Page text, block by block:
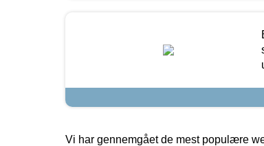
Vi har gennemgået de mest populære